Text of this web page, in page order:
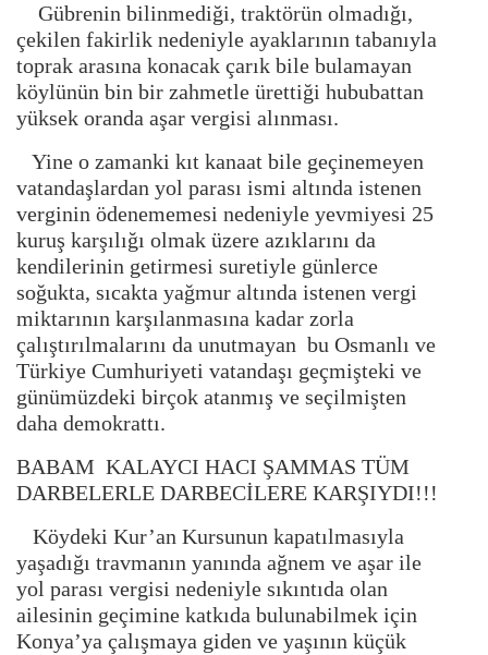
Gübrenin bilinmediği, traktörün olmadığı,
çekilen fakirlik nedeniyle ayaklarının tabanıyla
toprak arasına konacak çarık bile bulamayan
köylünün bin bir zahmetle ürettiği hububattan
yüksek oranda aşar vergisi alınması.
Yine o zamanki kıt kanaat bile geçinemeyen
vatandaşlardan yol parası ismi altında istenen
verginin ödenememesi nedeniyle yevmiyesi 25
kuruş karşılığı olmak üzere azıklarını da
kendilerinin getirmesi suretiyle günlerce
soğukta, sıcakta yağmur altında istenen vergi
miktarının karşılanmasına kadar zorla
çalıştırılmalarını da unutmayan bu Osmanlı ve
Türkiye Cumhuriyeti vatandaşı geçmişteki ve
günümüzdeki birçok atanmış ve seçilmişten
daha demokrattı.
BABAM KALAYCI HACI ŞAMMAS TÜM
DARBELERLE DARBECİLERE KARŞIYDI!!!
Köydeki Kur’an Kursunun kapatılmasıyla
yaşadığı travmanın yanında ağnem ve aşar ile
yol parası vergisi nedeniyle sıkıntıda olan
ailesinin geçimine katkıda bulunabilmek için
Konya’ya çalışmaya giden ve yaşının küçük